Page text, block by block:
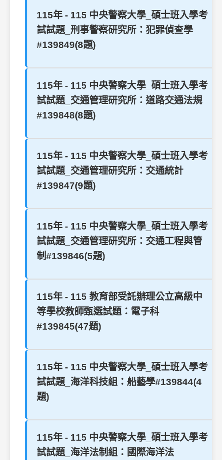
115年 - 115 中央警察大學_碩士班入學考
試試題_刑事警察研究所：犯罪偵查學
#139849(8題)
115年 - 115 中央警察大學_碩士班入學考
試試題_交通管理研究所：道路交通法規
#139848(8題)
115年 - 115 中央警察大學_碩士班入學考
試試題_交通管理研究所：交通統計
#139847(9題)
115年 - 115 中央警察大學_碩士班入學考
試試題_交通管理研究所：交通工程與管
制#139846(5題)
115年 - 115 教育部受託辦理公立高級中
等學校教師甄選試題：電子科
#139845(47題)
115年 - 115 中央警察大學_碩士班入學考
試試題_海洋科技組：船藝學#139844(4
題)
115年 - 115 中央警察大學_碩士班入學考
試試題_海洋法制組：國際海洋法